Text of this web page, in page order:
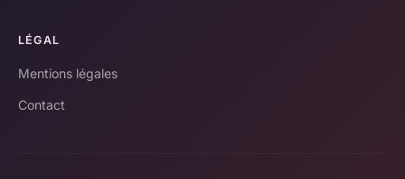
LÉGAL
Mentions légales
Contact